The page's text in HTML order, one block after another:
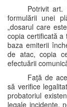
Potrivit
formulării unei
„dosarul care
copia certificată a
baza emiterii
de atac, copia
efectuării
Faţă de
să verifice
probatoriul
legale incidente,